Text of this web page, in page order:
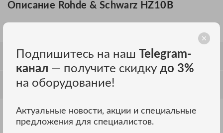
Описание Rohde & Schwarz HZ10B
ОТЗЫВЫ
ОБСУЖДЕНИЕ
Другие модели Rohde &
Подпишитесь на наш Telegram-
канал — получите скидку до 3%
на оборудование!
Актуальные новости, акции и специальные
предложения для специалистов.